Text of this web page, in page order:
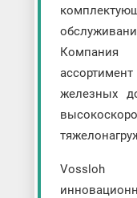
железных
Vossloh